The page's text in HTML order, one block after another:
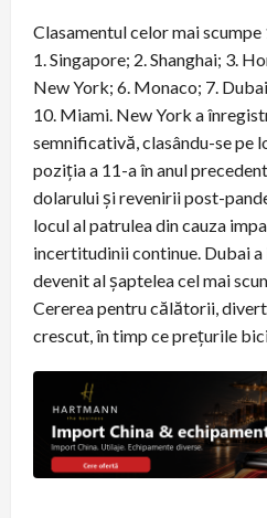
Clasamentul celor mai
1. Singapore; 2. Shanghai; 3.
New York; 6. Monaco; 7.
10. Miami. New York a
semnificativă, clasându-se pe
poziția a 11-a în anul
dolarului și revenirii post-
locul al patrulea din cauza
incertitudinii continue. Dubai
devenit al șaptelea cel mai
Cererea pentru călătorii,
crescut, în timp ce prețurile